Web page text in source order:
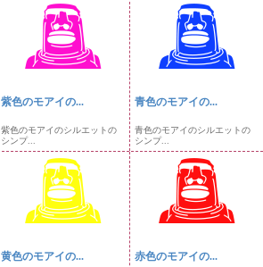
紫色のモアイの...
紫色のモアイのシルエットの
シンプ...
青色のモアイの...
青色のモアイのシルエットの
シンプ...
黄色のモアイの... 赤色のモアイの...